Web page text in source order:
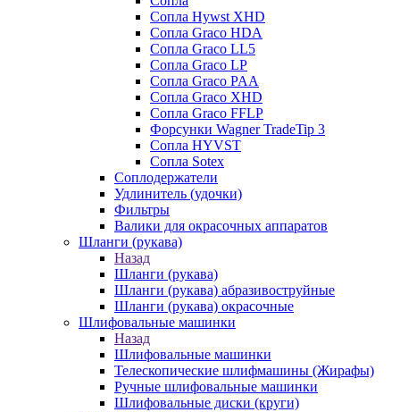
Сопла Hywst XHD
Сопла Graco HDA
Сопла Graco LL5
Сопла Graco LP
Сопла Graco PAA
Сопла Graco XHD
Сопла Graco FFLP
Форсунки Wagner TradeTip 3
Сопла HYVST
Сопла Sotex
Соплодержатели
Удлинитель (удочки)
Фильтры
Валики для окрасочных аппаратов
Шланги (рукава)
Назад
Шланги (рукава)
Шланги (рукава) абразивоструйные
Шланги (рукава) окрасочные
Шлифовальные машинки
Назад
Шлифовальные машинки
Телескопические шлифмашины (Жирафы)
Ручные шлифовальные машинки
Шлифовальные диски (круги)